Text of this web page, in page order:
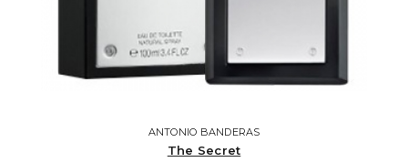
ANTONIO BANDERAS
The Secret